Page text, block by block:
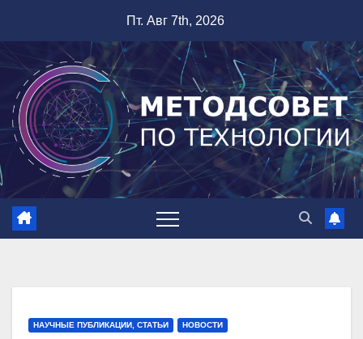
содержимому
Пт. Авг 7th, 2026
НАУЧНЫЕ ПУБЛИКАЦИИ, СТАТЬИ НОВОСТИ